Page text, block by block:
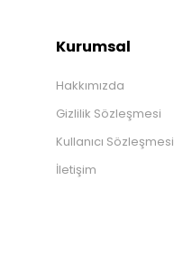
Kurumsal
Hakkımızda
Gizlilik Sözleşmesi
Kullanıcı Sözleşmesi
İletişim